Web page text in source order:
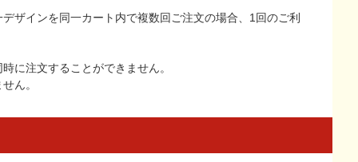
ザインを同一カート内で複数回ご注文の場合、1回のご利
に注文することができません。
ん。